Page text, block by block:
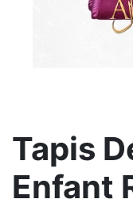
Tapis
Enfant